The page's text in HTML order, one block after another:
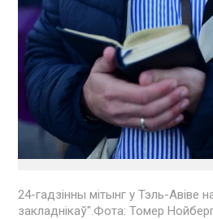
24-гадзінны мітынг у Тэль-Авіве
закладнікаў".Фота: Томер